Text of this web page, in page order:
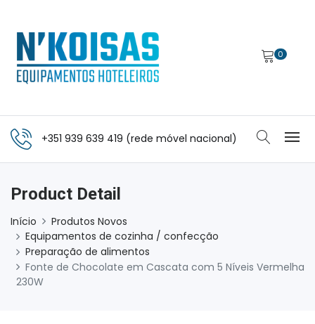
0
+351 939 639 419 (rede móvel nacional)
Product Detail
Início
Produtos Novos
Equipamentos de cozinha / confecção
Preparação de alimentos
Fonte de Chocolate em Cascata com 5 Níveis Vermelha
230W